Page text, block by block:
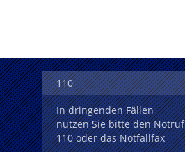
110
In dringenden Fällen
nutzen Sie bitte den Notruf
110 oder das Notfallfax